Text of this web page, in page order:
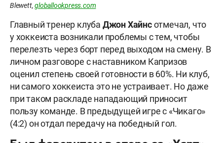
Blewett,globallookpress.com
Главный тренер клуба Джон Хайнсотмечал, что
у хоккеиста возникали проблемы с тем, чтобы
перелезть через борт перед выходом на смену. В
личном разговоре с наставником Капризов
оценил степень своей готовности в 60%. Ни клуб,
ни самого хоккеиста это не устраивает. Но даже
при таком раскладе нападающий приносит
пользу команде. В предыдущей игре с «Чикаго»
(4:2) он отдал передачу на победный гол.